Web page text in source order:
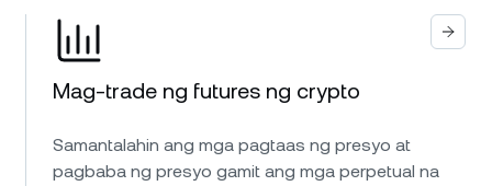
Mag-trade ng futures ng crypto
Samantalahin ang mga pagtaas ng presyo at
pagbaba ng presyo gamit ang mga perpetual na